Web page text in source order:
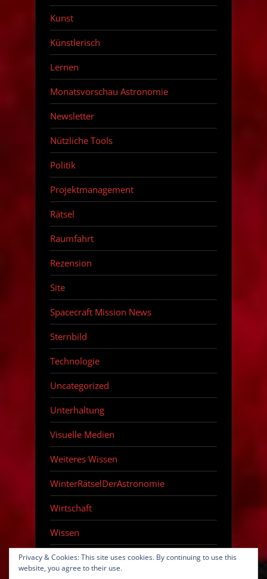
Kunst
Künstlerisch
Lernen
Monatsvorschau Astronomie
Newsletter
Nützliche Tools
Politik
Projektmanagement
Rätsel
Raumfahrt
Rezension
Site
Spacecraft Mission News
Sternbild
Technologie
Uncategorized
Unterhaltung
Visuelle Medien
Weiteres Wissen
WinterRätselDerAstronomie
Wirtschaft
Wissen
Zeitraffer
Privacy & Cookies: This site uses cookies. By continuing to use this
website, you agree to their use.